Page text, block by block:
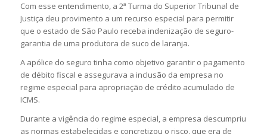
Com esse entendimento, a 2ª Turma do Superior Tribunal de
Justiça deu provimento a um recurso especial para permitir
que o estado de São Paulo receba indenização de seguro-
garantia de uma produtora de suco de laranja.
A apólice do seguro tinha como objetivo garantir o pagamento
de débito fiscal e assegurava a inclusão da empresa no
regime especial para apropriação de crédito acumulado de
ICMS.
Durante a vigência do regime especial, a empresa descumpriu
as normas estabelecidas e concretizou o risco, que era de